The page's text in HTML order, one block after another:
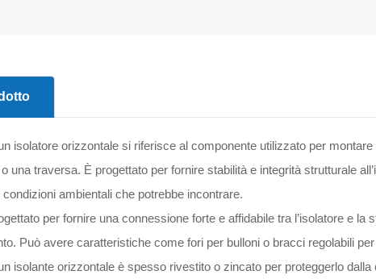
isolatore orizzontale si riferisce al componente utilizzato per
una traversa. È progettato per fornire stabilità e integrità strutturale
ambientali che potrebbe incontrare.
per fornire una connessione forte e affidabile tra l’isolatore e la
Può avere caratteristiche come fori per bulloni o bracci regolabili
isolante orizzontale è spesso rivestito o zincato per proteggerlo